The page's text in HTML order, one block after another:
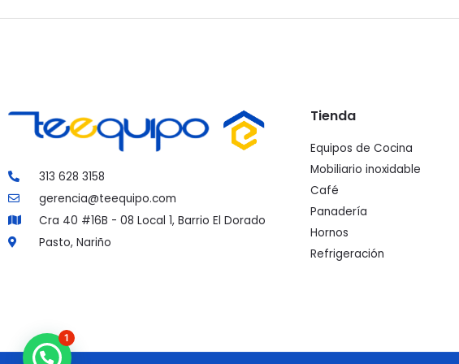
313 628 3158
gerencia@teequipo.com
Cra 40 #16B - 08 Local 1, Barrio El Dorado
Pasto, Nariño
Tienda
Equipos de Cocina
Mobiliario inoxidable
Café
Panadería
Hornos
Refrigeración
¿Necesitas Ayuda?
1